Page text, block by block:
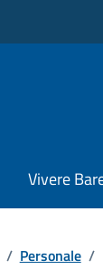
Vivere
/ Personale /